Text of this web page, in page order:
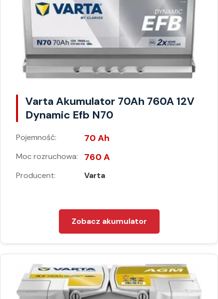
Varta Akumulator 70Ah 760A 12V
Dynamic Efb N70
Pojemność: 70 Ah
Moc rozruchowa: 760 A
Producent: Varta
Zobacz akumulator